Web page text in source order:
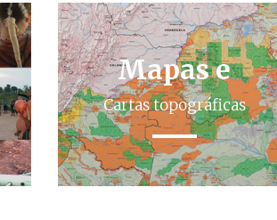
Mapas e
Cartas topográficas